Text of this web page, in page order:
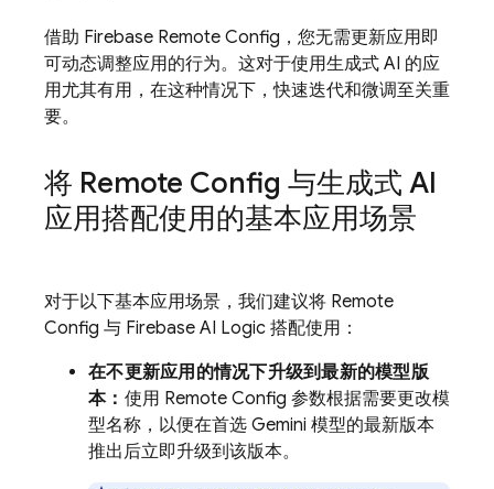
借助 Firebase Remote Config ，您无需更新应用即
可动态调整应用的行为。这对于使用生成式 AI 的应
用尤其有用，在这种情况下，快速迭代和微调至关重
要。
将 Remote Config 与生成式 AI
应用搭配使用的基本应用场景
对于以下基本应用场景，我们建议将 Remote
Config 与 Firebase AI Logic 搭配使用：
在不更新应用的情况下升级到最新的模型版
本： 使用 Remote Config 参数根据需要更改模
型名称，以便在首选 Gemini 模型的最新版本
推出后立即升级到该版本。